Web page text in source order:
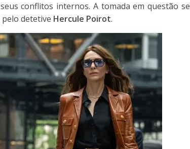
conflitos internos. A tomada em questão se
pelo detetive Hercule Poirot.